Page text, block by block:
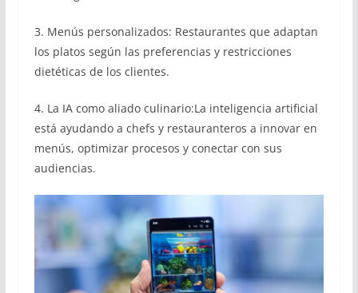
3. Menús personalizados: Restaurantes que adaptan
los platos según las preferencias y restricciones
dietéticas de los clientes.
4. La IA como aliado culinario:La inteligencia artificial
está ayudando a chefs y restauranteros a innovar en
menús, optimizar procesos y conectar con sus
audiencias.